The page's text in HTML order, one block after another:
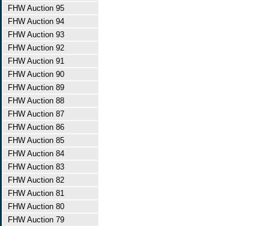
FHW Auction 95
FHW Auction 94
FHW Auction 93
FHW Auction 92
FHW Auction 91
FHW Auction 90
FHW Auction 89
FHW Auction 88
FHW Auction 87
FHW Auction 86
FHW Auction 85
FHW Auction 84
FHW Auction 83
FHW Auction 82
FHW Auction 81
FHW Auction 80
FHW Auction 79